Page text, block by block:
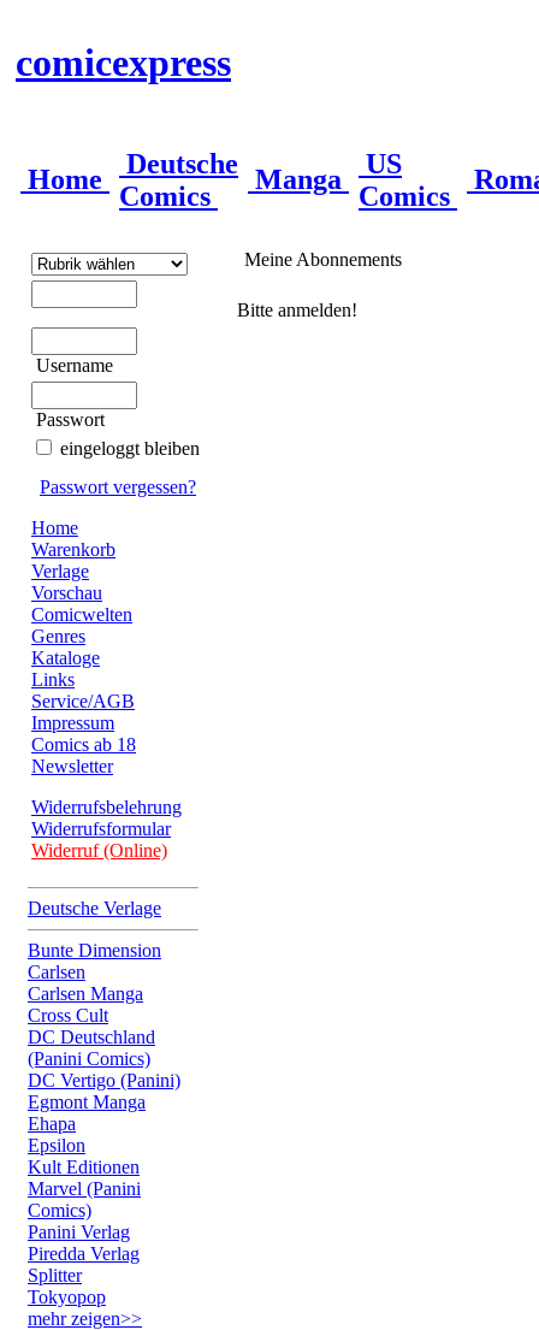
comicexpress
Home
Deutsche
Comics
Manga
US
Comics
Username
Passwort
eingeloggt bleiben
Passwort vergessen?
Home
Warenkorb
Verlage
Vorschau
Comicwelten
Genres
Kataloge
Links
Service/AGB
Impressum
Comics ab 18
Newsletter
Widerrufsbelehrung
Widerrufsformular
Widerruf (Online)
Deutsche Verlage
Bunte Dimension
Carlsen
Carlsen Manga
Cross Cult
DC Deutschland
(Panini Comics)
DC Vertigo (Panini)
Egmont Manga
Ehapa
Epsilon
Kult Editionen
Marvel (Panini
Comics)
Panini Verlag
Piredda Verlag
Splitter
Tokyopop
mehr zeigen>>
Meine Abonnements
Bitte anmelden!